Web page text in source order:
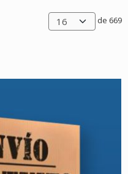
de 669